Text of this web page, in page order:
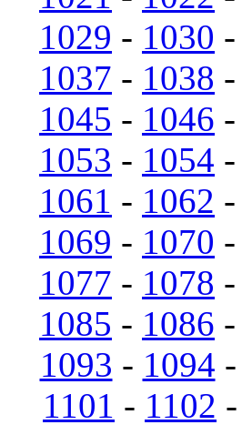
1029 - 1030 -
1037 - 1038 -
1045 - 1046 -
1053 - 1054 -
1061 - 1062 -
1069 - 1070 -
1077 - 1078 -
1085 - 1086 -
1093 - 1094 -
1101 - 1102 -